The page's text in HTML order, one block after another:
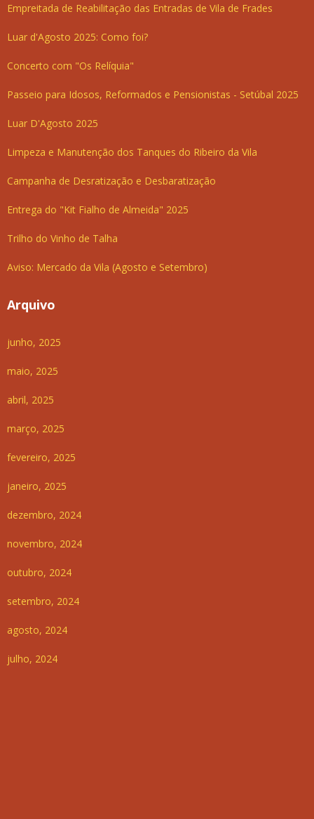
Empreitada de Reabilitação das Entradas de Vila de Frades
Luar d'Agosto 2025: Como foi?
Concerto com "Os Relíquia"
Passeio para Idosos, Reformados e Pensionistas - Setúbal 2025
Luar D'Agosto 2025
Limpeza e Manutenção dos Tanques do Ribeiro da Vila
Campanha de Desratização e Desbaratização
Entrega do "Kit Fialho de Almeida" 2025
Trilho do Vinho de Talha
Aviso: Mercado da Vila (Agosto e Setembro)
Arquivo
junho, 2025
maio, 2025
abril, 2025
março, 2025
fevereiro, 2025
janeiro, 2025
dezembro, 2024
novembro, 2024
outubro, 2024
setembro, 2024
agosto, 2024
julho, 2024